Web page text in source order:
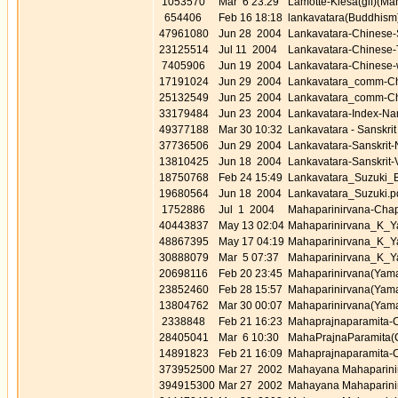
654406
Feb 16 18:18
47961080
Jun 28 2004
Lankavatara-
23125514
Jul 11 2004
Lankavatara-
7405906
Jun 19 2004
Lankavatara-
17191024
Jun 29 2004
Lankavatara_comm-
25132549
Jun 25 2004
Lankavatara_comm-
33179484
Jun 23 2004
Lankavatara-Index-
49377188
Mar 30 10:32
Lankavatara -
37736506
Jun 29 2004
Lankavatara-
13810425
Jun 18 2004
Lankavatara-
18750768
Feb 24 15:49
19680564
Jun 18 2004
1752886
Jul 1 2004
Mahaparinirvana-
40443837
May 13 02:04
48867395
May 17 04:19
30888079
Mar 5 07:37
20698116
Feb 20 23:45
23852460
Feb 28 15:57
13804762
Mar 30 00:07
2338848
Feb 21 16:23 Mahaprajnaparamita-
28405041
Mar 6 10:30
14891823
Feb 21 16:09 Mahaprajnaparamita-
373952500 Mar 27 2002
Mahayana
394915300 Mar 27 2002
Mahayana